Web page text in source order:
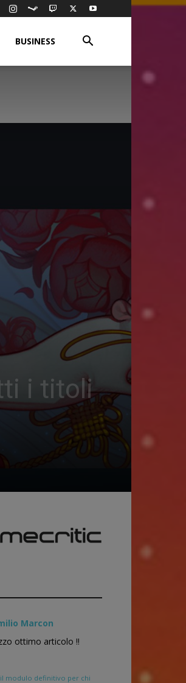
BUSINESS
i titoli
Marcon
ottimo articolo !!
il modulo definitivo per chi